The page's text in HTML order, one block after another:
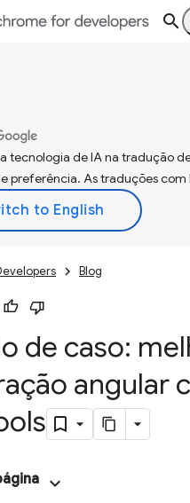
tecnologia de IA na tradução
preferência. As traduções com
Blog
de caso:
angular